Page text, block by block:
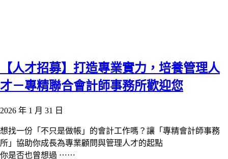
【人才招募】打造專業實力，培養管理人
才－專精聯合會計師事務所歡迎您
2026 年 1 月 31 日
想找一份「不只是做帳」的會計工作嗎？讓「專精會計師事務
所」協助你成長為專業顧問與管理人才的起點
你是否也曾想過 ⋯⋯